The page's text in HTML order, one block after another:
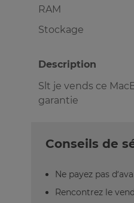
RAM
Stockage
Description
Slt je vends ce
garantie
Conseils de
Ne payez pas
Rencontrez le